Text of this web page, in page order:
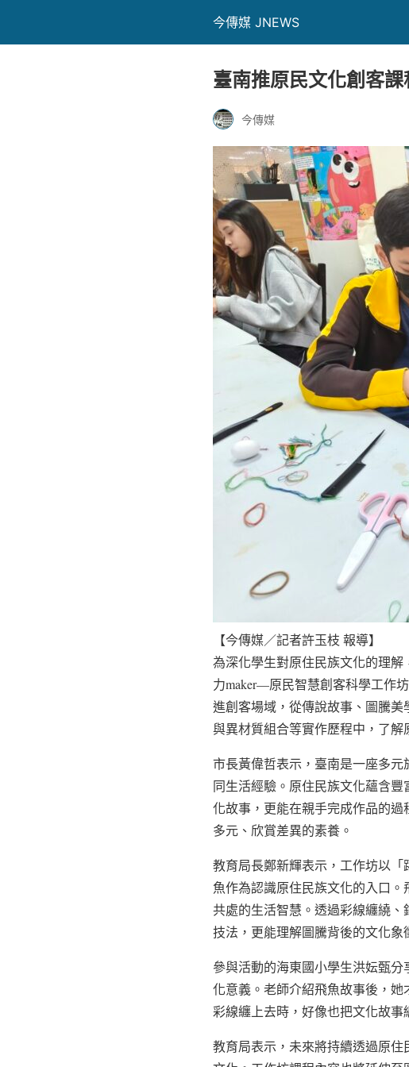
今傳媒 JNEWS
臺南推原民文化創客
今傳媒
【今傳媒／記者許玉枝 報導】
為深化學生對原住民族文化的理
力maker—原民智慧創客科學工作
進創客場域，從傳說故事、圖騰
與異材質組合等實作歷程中，了解
市長黃偉哲表示，臺南是一座多
同生活經驗。原住民族文化蘊含
化故事，更能在親手完成作品的
多元、欣賞差異的素養。
教育局長鄭新輝表示，工作坊以
魚作為認識原住民族文化的入口
共處的生活智慧。透過彩線纏繞
技法，更能理解圖騰背後的文化
參與活動的海東國小學生洪妘甄
化意義。老師介紹飛魚故事後，
彩線纏上去時，好像也把文化故
教育局表示，未來將持續透過原